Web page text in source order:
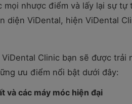
mọi nhược điểm và lấy lại sự
diện ViDental, hiện ViDental
Clinic bạn sẽ được
ưu điểm nổi bật dưới đây:
và các máy móc hiện đại